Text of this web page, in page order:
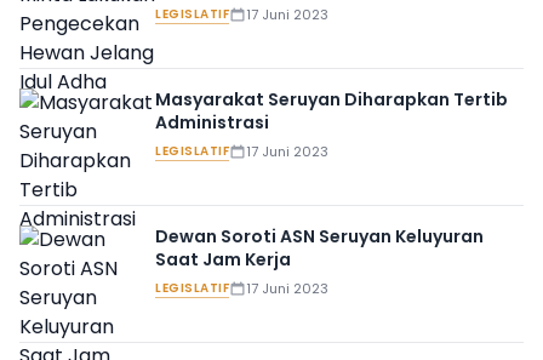
LEGISLATIF 17 Juni 2023
Masyarakat Seruyan Diharapkan Tertib
Administrasi
LEGISLATIF 17 Juni 2023
Dewan Soroti ASN Seruyan Keluyuran
Saat Jam Kerja
LEGISLATIF 17 Juni 2023